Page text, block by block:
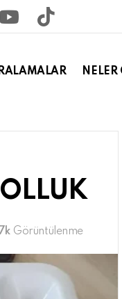
NELER
Görüntülenme